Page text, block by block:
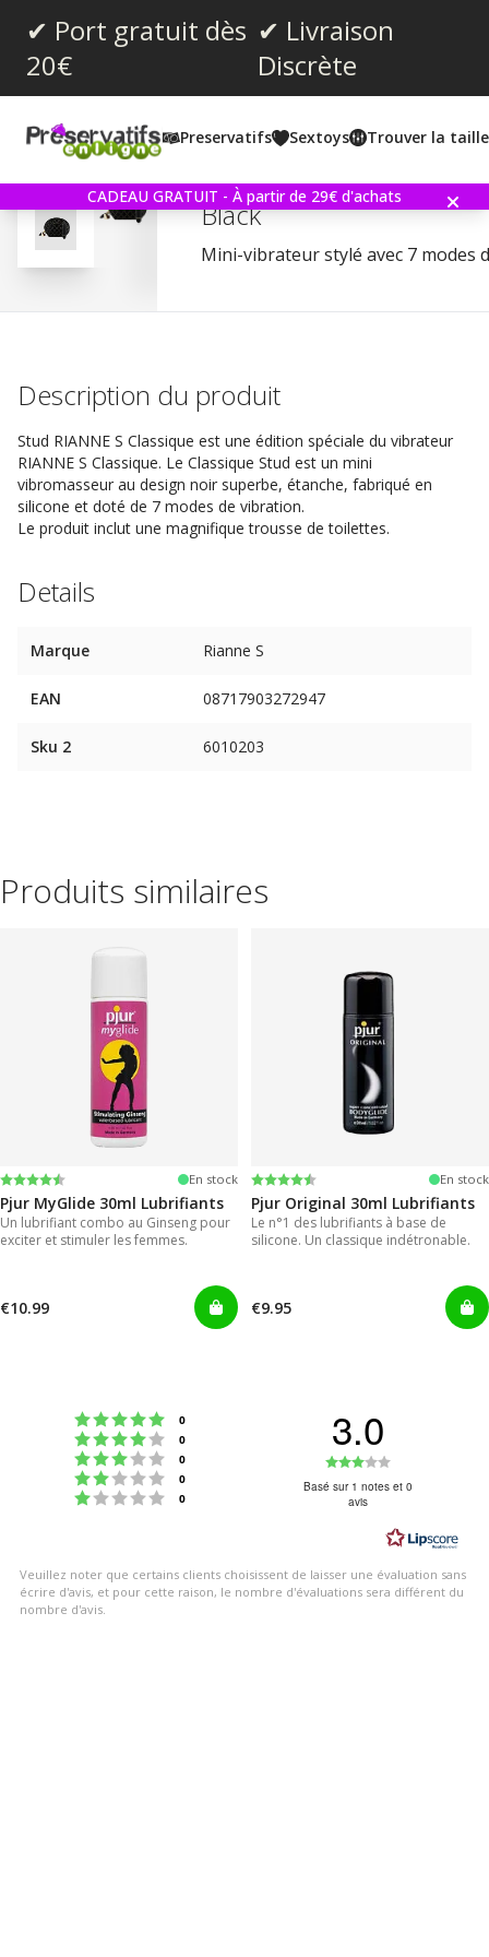
✔ Port gratuit dès
20€
✔ Livraison
Discrète
Preservatifs Sextoys Trouver la
CADEAU GRATUIT - À partir de 29€ d'achats
Note moyenne:
3.0 votes:
1
Rianne S Essentials
Black
Mini-vibrateur stylé avec 7 modes
Description du produit
Stud RIANNE S Classique est une édition spéciale du vibrateur
RIANNE S Classique. Le Classique Stud est un mini
vibromasseur au design noir superbe, étanche, fabriqué en
silicone et doté de 7 modes de vibration.
Le produit inclut une magnifique trousse de toilettes.
Details
Marque Rianne S
EAN 08717903272947
Sku 2 6010203
Produits similaires
Note:
4.2 sur 5 étoiles En stock
Pjur MyGlide 30ml Lubrifiants
Un lubrifiant combo au Ginseng pour
exciter et stimuler les femmes.
€10.99
Note:
4.2 sur 5 étoiles En stock
Pjur Original 30ml Lubrifiants
Le n°1 des lubrifiants à base de
silicone. Un classique indétronable.
€9.95
Note : 5 étoiles sur 5
0
Note : 4 étoiles sur 5
0
Note : 3 étoiles sur 5
0
Note : 2 étoiles sur 5
0
Note : 1 étoiles sur 5
0
3.0
:
étoiles
sur
5
Basé sur 1 notes et 0
avis
Veuillez noter que certains clients choisissent de laisser une évaluation sans
écrire d'avis, et pour cette raison, le nombre d'évaluations sera différent du
nombre d'avis.